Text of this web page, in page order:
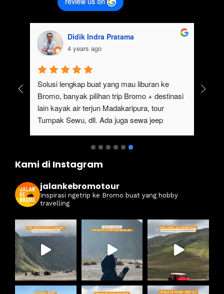
Didik Indra Pratama
4 years ago
Solusi lengkap buat yang mau liburan ke
Bromo, banyak pilihan trip Bromo + destinasi
lain kayak air terjun Madakaripura, tour
Tumpak Sewu, dll. Ada juga sewa jeep
Kami di Instagram
jalankebromotour
Inspirasi ngetrip ke Bromo buat yang hobby
travelling